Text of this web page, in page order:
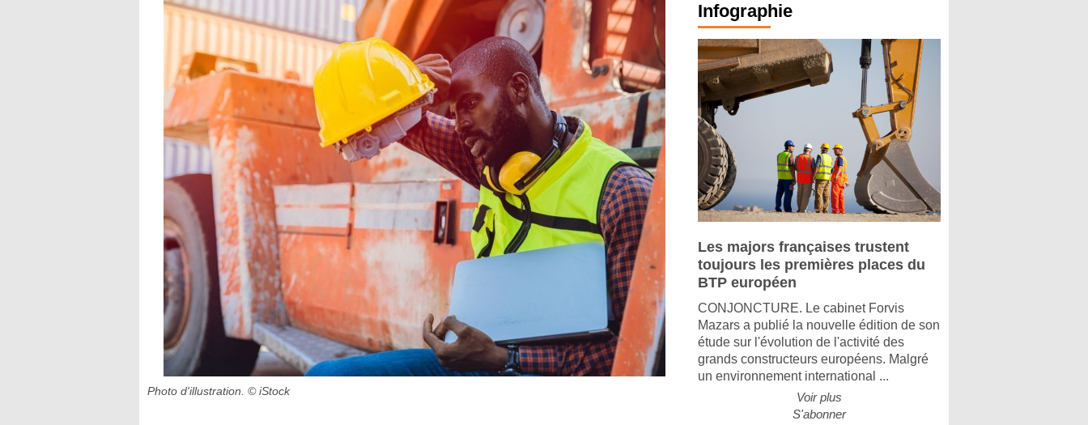
Photo d'illustration. © iStock
Infographie
Les majors françaises trustent
toujours les premières places du
BTP européen
CONJONCTURE. Le cabinet Forvis
Mazars a publié la nouvelle édition de son
étude sur l'évolution de l'activité des
grands constructeurs européens. Malgré
un environnement international ...
Voir plus
S'abonner